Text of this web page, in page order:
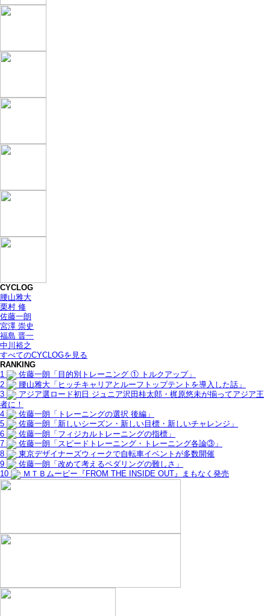
CYCLOG
腰山雅大
栗村 修
佐藤一朗
宮澤 崇史
福島 晋一
中川裕之
すべてのCYCLOGを見る
RANKING
1
佐藤一朗「目的別トレーニング ① トルクアップ」
2
腰山雅大「ヒッチキャリアとルーフトップテントを導入した話」
3
アジア選ロード初日 ジュニア沢田桂太郎・梶原悠未が揃ってアジア王
者に！
4
佐藤一朗「トレーニングの選択 後編」
5
佐藤一朗「新しいシーズン・新しい目標・新しいチャレンジ」
6
佐藤一朗「フィジカルトレーニングの指標」
7
佐藤一朗「スピードトレーニング・トレーニング各論③」
8
東京デザイナーズウィークで自転車イベントが多数開催
9
佐藤一朗「改めて考えるペダリングの難しさ」
10
ＭＴＢムービー『FROM THE INSIDE OUT』まもなく発売